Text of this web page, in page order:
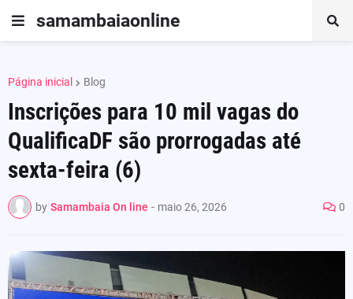
samambaiaonline
Página inicial Blog
Inscrições para 10 mil vagas do
QualificaDF são prorrogadas até
sexta-feira (6)
by Samambaia On line - maio 26, 2026 0